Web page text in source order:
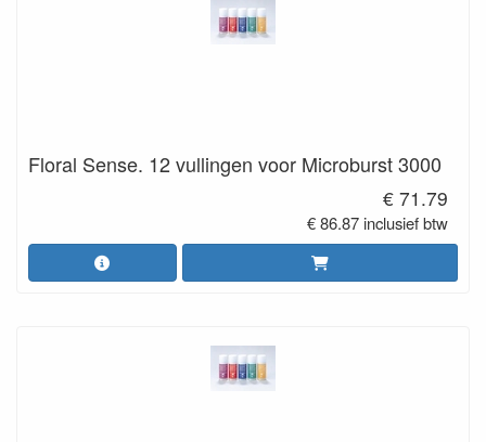
Floral Sense. 12 vullingen voor Microburst 3000
€ 71.79
€ 86.87 inclusief btw